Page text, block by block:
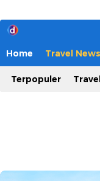
Home Travel News
Terpopuler